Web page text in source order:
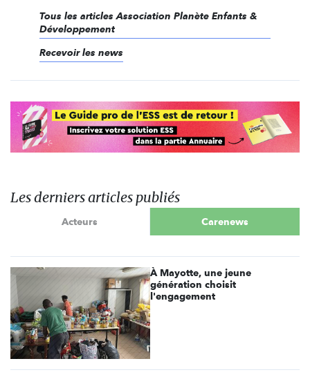
Tous les articles Association Planète Enfants &
Développement
Recevoir les news
Les derniers articles publiés
Acteurs Carenews
À Mayotte, une jeune
génération choisit
l'engagement